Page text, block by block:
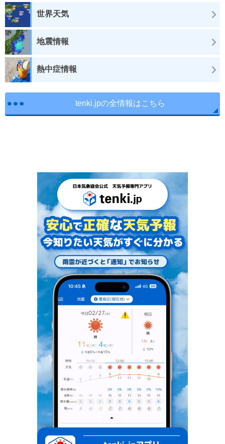
世界天気
地震情報
熱中症情報
tenki.jpの全情報はこちら